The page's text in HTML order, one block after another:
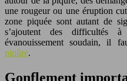
une rougeur ou une éruption
zone piquée sont autant de
s’ajoutent des difficultés
évanouissement soudain, il
piqûre.
Gonflement